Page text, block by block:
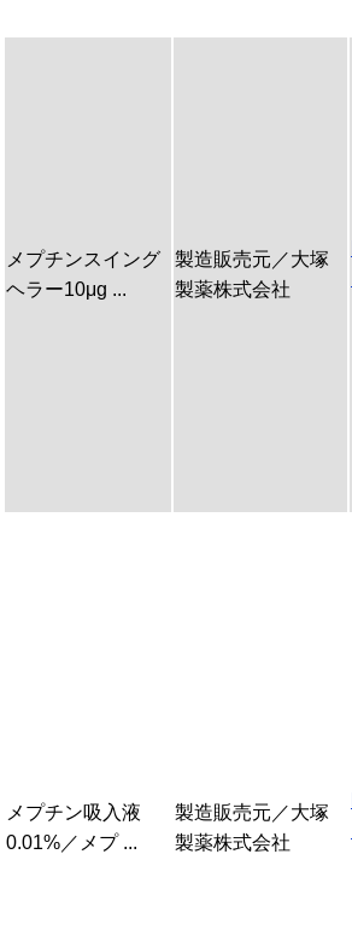
メプチンスイング
ヘラー10μg ...
製造販売元／大塚
製薬株式会社
メプチン吸入液
0.01%／メプ ...
製造販売元／大塚
製薬株式会社